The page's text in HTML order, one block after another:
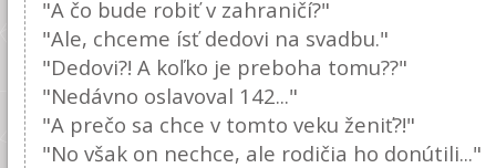
"A čo bude robiť v zahraničí?"
"Ale, chceme ísť dedovi na svadbu."
"Dedovi?! A koľko je preboha tomu??"
"Nedávno oslavoval 142..."
"A prečo sa chce v tomto veku ženiť?!"
"No však on nechce, ale rodičia ho donútili..."